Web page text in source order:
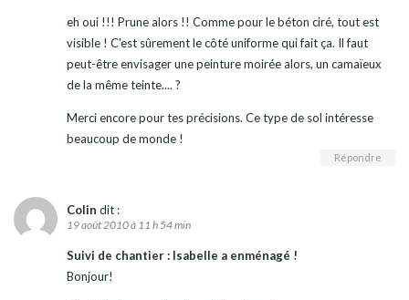
eh oui !!! Prune alors !! Comme pour le béton ciré, tout est
visible ! C'est sûrement le côté uniforme qui fait ça. Il faut
peut-être envisager une peinture moirée alors, un camaïeux
de la même teinte.... ?
Merci encore pour tes précisions. Ce type de sol intéresse
beaucoup de monde !
Répondre
Colin dit :
19 août 2010 à 11 h 54 min
Suivi de chantier : Isabelle a enménagé !
Bonjour!